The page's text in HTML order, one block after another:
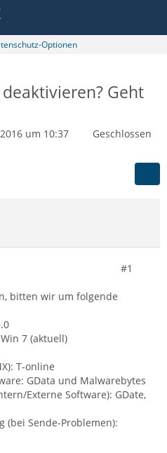
Optionen
Geht
um 10:37
Geschlossen
#1
bitten wir um folgende
7 (aktuell)
T-online
GData und Malwarebytes
Externe Software): GDate,
Sende-Problemen):